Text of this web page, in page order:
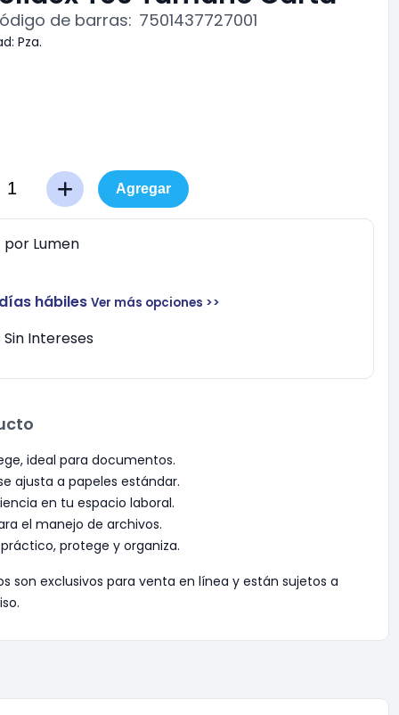
de barras: 7501437727001
Pza.
Agregar
por Lumen
hábiles Ver más opciones >>
Intereses
ideal para documentos.
ajusta a papeles estándar.
en tu espacio laboral.
el manejo de archivos.
protege y organiza.
son exclusivos para venta en línea y están sujetos a